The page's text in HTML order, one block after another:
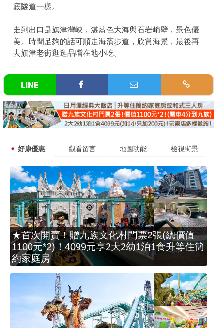
底隧道一樣。
走到出口是旗津灣峽，湛藍色大海與石岩峭壁，景色優
美。時間足夠的話可順走海濱步道，欣賞海景，最後再
去旗津老街逛逛品嚐在地小吃。
好康優惠 觀看留言 地圖功能 檢視街景
★首次開賣！贈九族文化村門票2張(總價值
1100元*2)！4099元享2大2幼1泊1食升等住簡
約家庭房